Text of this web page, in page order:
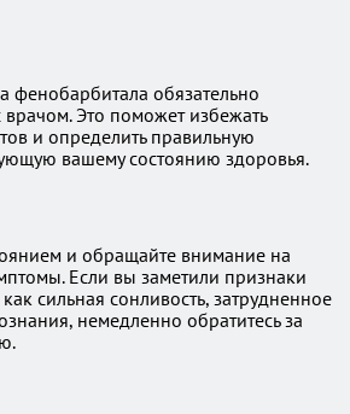
фенобарбитала обязательно
врачом. Это поможет избежать
и определить правильную
вашему состоянию здоровья.
и обращайте внимание на
Если вы заметили признаки
сильная сонливость, затрудненное
немедленно обратитесь за